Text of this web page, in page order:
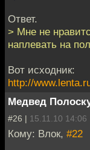
Ответ.
> Мне не
наплевать на
Вот исходник:
http://
Медвед
#26 | 15.11.10 14:06
Кому: Влок, #22